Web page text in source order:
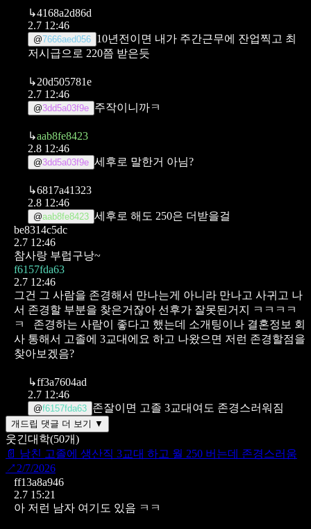
↳4168a2d86d
2.7 12:46
@7666aed056 10년전이면 내가 주간근무에 잔업찍고 최
저시급으로 220쯤 받은듯
↳20d505781e
2.7 12:46
@3dd5a03f9e 주작이니까ㅋ
↳aab8fe8423
2.8 12:46
@3dd5a03f9e 세후로 말한거 아님?
↳6817a41323
2.8 12:46
@aab8fe8423 세후로 해도 250은 더받을걸
be8314c5dc
2.7 12:46
참사랑 부럽구낭~
f6157fda63
2.7 12:46
그건 그 사람을 존경해서 만나는게 아니라 만나고 사귀고 나
서 존경할 부분을 찾은거잖아 선후가 잘못된거지 ㅋㅋㅋㅋ
ㅋ
존경하는 사람이 좋다고 했는데 소개팅이나 결혼정보 회
사 통해서 고졸에 3교대에요 하고 나왔으면 저런 존경할점을
찾아보겠음?
↳ff3a7604ad
2.7 12:46
@f6157fda63 존잘이면 고졸 3교대여도 존경스러워짐
개드립 댓글 더 보기 ▼
웃긴대학(50개)
📄 남친 고졸에 생산직 3교대 하고 월 250 버는데 존경스러움
↗ 2/7/2026
ff13a8a946
2.7 15:21
아 저런 남자 여기도 있음 ㅋㅋ